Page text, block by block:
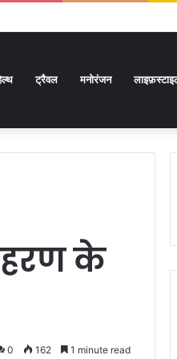
ट्रैवल मनोरंजन
के
0 162 1 minute read